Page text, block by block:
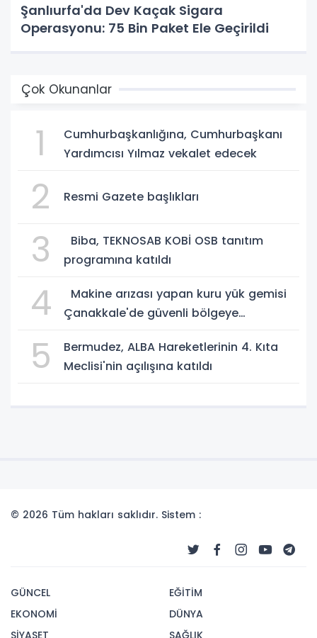
Şanlıurfa'da Dev Kaçak Sigara
Operasyonu: 75 Bin Paket Ele Geçirildi
Çok Okunanlar
1
Cumhurbaşkanlığına, Cumhurbaşkanı
Yardımcısı Yılmaz vekalet edecek
2 Resmi Gazete başlıkları
3
Biba, TEKNOSAB KOBİ OSB tanıtım
programına katıldı
4
Makine arızası yapan kuru yük gemisi
Çanakkale'de güvenli bölgeye
5
Bermudez, ALBA Hareketlerinin 4. Kıta
Meclisi'nin açılışına katıldı
© 2026 Tüm hakları saklıdır. Sistem :
GÜNCEL
EKONOMİ
SİYASET
EĞİTİM
DÜNYA
SAĞLIK